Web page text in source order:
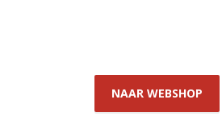
NAAR WEBSHOP